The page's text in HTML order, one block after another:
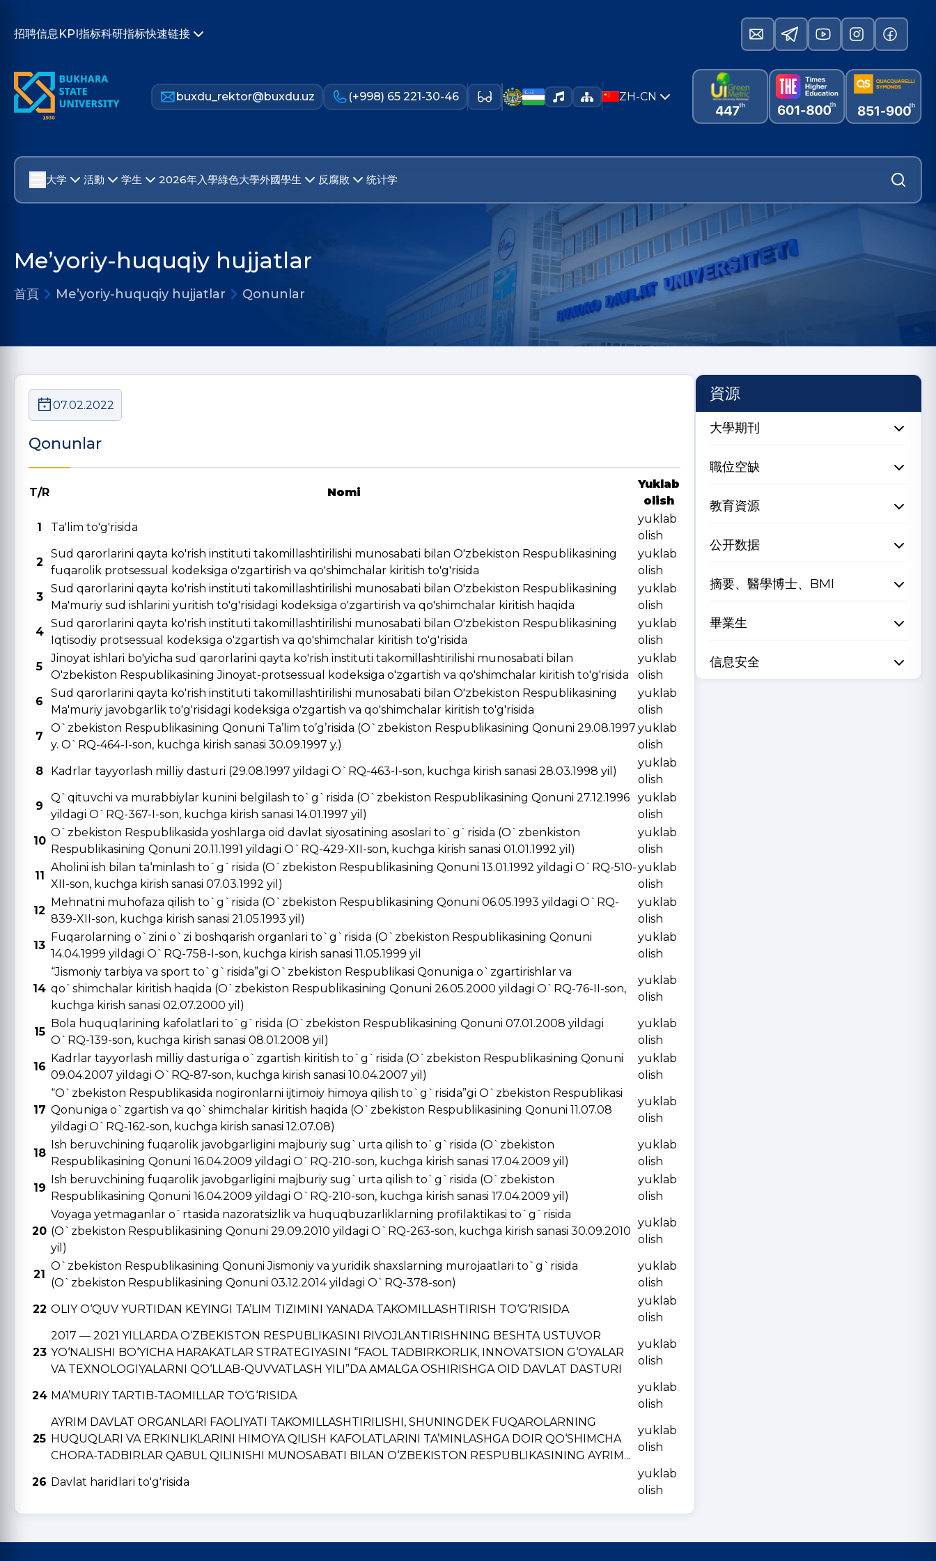
招聘信息KPI指标科研指标快速链接
buxdu_rektor@buxdu.uz (+998) 65 221-30-46 ZH-CN
大学 活動 学生 2026年入學綠色大學外國學生 反腐敗 统计学
Me’yoriy-huquqiy hujjatlar
首頁 Me’yoriy-huquqiy hujjatlar Qonunlar
07.02.2022
Qonunlar
T/R Nomi
Yuklab
olish
1
Ta'lim to'g'risida
yuklab
olish
2
Sud qarorlarini qayta ko'rish instituti takomillashtirilishi munosabati bilan O'zbekiston Respublikasining
fuqarolik protsessual kodeksiga o'zgartirish va qo'shimchalar kiritish to'g'risida
yuklab
olish
3
Sud qarorlarini qayta ko'rish instituti takomillashtirilishi munosabati bilan O'zbekiston Respublikasining
Ma'muriy sud ishlarini yuritish to'g'risidagi kodeksiga o'zgartirish va qo'shimchalar kiritish haqida
yuklab
olish
4
Sud qarorlarini qayta ko'rish instituti takomillashtirilishi munosabati bilan O'zbekiston Respublikasining
Iqtisodiy protsessual kodeksiga o'zgartish va qo'shimchalar kiritish to'g'risida
yuklab
olish
5
Jinoyat ishlari bo'yicha sud qarorlarini qayta ko'rish instituti takomillashtirilishi munosabati bilan
O'zbekiston Respublikasining Jinoyat-protsessual kodeksiga o'zgartish va qo'shimchalar kiritish to'g'risida
yuklab
olish
6
Sud qarorlarini qayta ko'rish instituti takomillashtirilishi munosabati bilan O'zbekiston Respublikasining
Ma'muriy javobgarlik to'g'risidagi kodeksiga o'zgartish va qo'shimchalar kiritish to'g'risida
yuklab
olish
7
O`zbekiston Respublikasining Qonuni Ta’lim to’g’risida (O`zbekiston Respublikasining Qonuni 29.08.1997
y. O`RQ-464-I-son, kuchga kirish sanasi 30.09.1997 y.)
yuklab
olish
8
Kadrlar tayyorlash milliy dasturi (29.08.1997 yildagi O`RQ-463-I-son, kuchga kirish sanasi 28.03.1998 yil)
yuklab
olish
9
Q`qituvchi va murabbiylar kunini belgilash to`g`risida (O`zbekiston Respublikasining Qonuni 27.12.1996
yildagi O`RQ-367-I-son, kuchga kirish sanasi 14.01.1997 yil)
yuklab
olish
10
O`zbekiston Respublikasida yoshlarga oid davlat siyosatining asoslari to`g`risida (O`zbenkiston
Respublikasining Qonuni 20.11.1991 yildagi O`RQ-429-XII-son, kuchga kirish sanasi 01.01.1992 yil)
yuklab
olish
11
Aholini ish bilan ta‘minlash to`g`risida (O`zbekiston Respublikasining Qonuni 13.01.1992 yildagi O`RQ-510-
XII-son, kuchga kirish sanasi 07.03.1992 yil)
yuklab
olish
12
Mehnatni muhofaza qilish to`g`risida (O`zbekiston Respublikasining Qonuni 06.05.1993 yildagi O`RQ-
839-XII-son, kuchga kirish sanasi 21.05.1993 yil)
yuklab
olish
13
Fuqarolarning o`zini o`zi boshqarish organlari to`g`risida (O`zbekiston Respublikasining Qonuni
14.04.1999 yildagi O`RQ-758-I-son, kuchga kirish sanasi 11.05.1999 yil
yuklab
olish
14
“Jismoniy tarbiya va sport to`g`risida”gi O`zbekiston Respublikasi Qonuniga o`zgartirishlar va
qo`shimchalar kiritish haqida (O`zbekiston Respublikasining Qonuni 26.05.2000 yildagi O`RQ-76-II-son,
kuchga kirish sanasi 02.07.2000 yil)
yuklab
olish
15
Bola huquqlarining kafolatlari to`g`risida (O`zbekiston Respublikasining Qonuni 07.01.2008 yildagi
O`RQ-139-son, kuchga kirish sanasi 08.01.2008 yil)
yuklab
olish
16
Kadrlar tayyorlash milliy dasturiga o`zgartish kiritish to`g`risida (O`zbekiston Respublikasining Qonuni
09.04.2007 yildagi O`RQ-87-son, kuchga kirish sanasi 10.04.2007 yil)
yuklab
olish
17
“O`zbekiston Respublikasida nogironlarni ijtimoiy himoya qilish to`g`risida”gi O`zbekiston Respublikasi
Qonuniga o`zgartish va qo`shimchalar kiritish haqida (O`zbekiston Respublikasining Qonuni 11.07.08
yildagi O`RQ-162-son, kuchga kirish sanasi 12.07.08)
yuklab
olish
18
Ish beruvchining fuqarolik javobgarligini majburiy sug`urta qilish to`g`risida (O`zbekiston
Respublikasining Qonuni 16.04.2009 yildagi O`RQ-210-son, kuchga kirish sanasi 17.04.2009 yil)
yuklab
olish
19
Ish beruvchining fuqarolik javobgarligini majburiy sug`urta qilish to`g`risida (O`zbekiston
Respublikasining Qonuni 16.04.2009 yildagi O`RQ-210-son, kuchga kirish sanasi 17.04.2009 yil)
yuklab
olish
20
Voyaga yetmaganlar o`rtasida nazoratsizlik va huquqbuzarliklarning profilaktikasi to`g`risida
(O`zbekiston Respublikasining Qonuni 29.09.2010 yildagi O`RQ-263-son, kuchga kirish sanasi 30.09.2010
yil)
yuklab
olish
21
O`zbekiston Respublikasining Qonuni Jismoniy va yuridik shaxslarning murojaatlari to`g`risida
(O`zbekiston Respublikasining Qonuni 03.12.2014 yildagi O`RQ-378-son)
yuklab
olish
22 OLIY O‘QUV YURTIDAN KЕYINGI TA’LIM TIZIMINI YANADA TAKOMILLASHTIRISH TO‘G‘RISIDA
yuklab
olish
23
2017 — 2021 YILLARDA O‘ZBЕKISTON RЕSPUBLIKASINI RIVOJLANTIRISHNING BЕSHTA USTUVOR
YO‘NALISHI BO‘YICHA HARAKATLAR STRATЕGIYASINI “FAOL TADBIRKORLIK, INNOVATSION G‘OYALAR
VA TЕXNOLOGIYALARNI QO‘LLAB-QUVVATLASH YILI”DA AMALGA OSHIRISHGA OID DAVLAT DASTURI
yuklab
olish
24 MA’MURIY TARTIB-TAOMILLAR TO‘G‘RISIDA
yuklab
olish
25
AYRIM DAVLAT ORGANLARI FAOLIYATI TAKOMILLASHTIRILISHI, SHUNINGDЕK FUQAROLARNING
HUQUQLARI VA ERKINLIKLARINI HIMOYA QILISH KAFOLATLARINI TA’MINLASHGA DOIR QO‘SHIMCHA
CHORA-TADBIRLAR QABUL QILINISHI MUNOSABATI BILAN O‘ZBЕKISTON RЕSPUBLIKASINING AYRIM...
yuklab
olish
26 Davlat haridlari to'g'risida
yuklab
olish
資源
大學期刊
職位空缺
教育資源
公开数据
摘要、醫學博士、BMI
畢業生
信息安全